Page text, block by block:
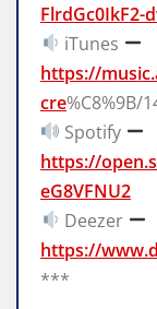
FlrdGc0IkF2-
iTunes
https://
cre%C8%9B/
Spotify
https://
eG8VFNU2
Deezer
https://
***